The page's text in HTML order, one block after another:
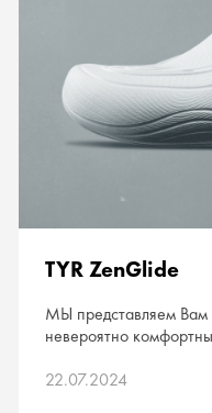
TYR ZenGlide
МЫ представляем Вам
невероятно
22.07.2024